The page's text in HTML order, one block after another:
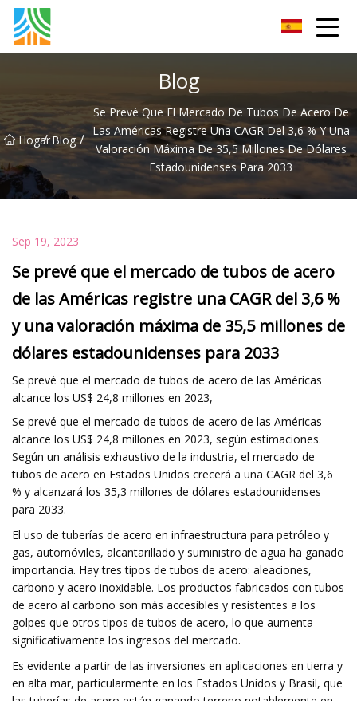
Blog
Hogar
/ Blog /
Se Prevé Que El Mercado De Tubos De Acero De
Las Américas Registre Una CAGR Del 3,6 % Y Una
Valoración Máxima De 35,5 Millones De Dólares
Estadounidenses Para 2033
Sep 19, 2023
Se prevé que el mercado de tubos de acero
de las Américas registre una CAGR del 3,6 %
y una valoración máxima de 35,5 millones de
dólares estadounidenses para 2033
Se prevé que el mercado de tubos de acero de las Américas
alcance los US$ 24,8 millones en 2023,
Se prevé que el mercado de tubos de acero de las Américas
alcance los US$ 24,8 millones en 2023, según estimaciones.
Según un análisis exhaustivo de la industria, el mercado de
tubos de acero en Estados Unidos crecerá a una CAGR del 3,6
% y alcanzará los 35,3 millones de dólares estadounidenses
para 2033.
El uso de tuberías de acero en infraestructura para petróleo y
gas, automóviles, alcantarillado y suministro de agua ha ganado
importancia. Hay tres tipos de tubos de acero: aleaciones,
carbono y acero inoxidable. Los productos fabricados con tubos
de acero al carbono son más accesibles y resistentes a los
golpes que otros tipos de tubos de acero, lo que aumenta
significativamente los ingresos del mercado.
Es evidente a partir de las inversiones en aplicaciones en tierra y
en alta mar, particularmente en los Estados Unidos y Brasil, que